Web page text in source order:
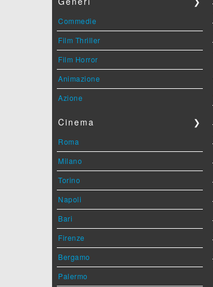
Commedie
Film Thriller
Film Horror
Animazione
Azione
Cinema ❯
Roma
Milano
Torino
Napoli
Bari
Firenze
Bergamo
Palermo